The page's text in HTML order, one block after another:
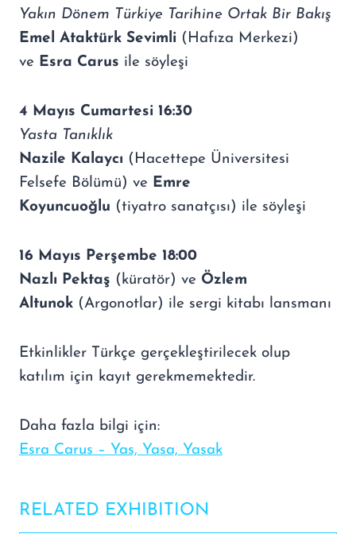
Yakın Dönem Türkiye Tarihine Ortak Bir Bakış
Emel Ataktürk Sevimli (Hafıza Merkezi)
ve Esra Carus ile söyleşi
4 Mayıs Cumartesi 16:30
Yasta Tanıklık
Nazile Kalaycı (Hacettepe Üniversitesi
Felsefe Bölümü) ve Emre
Koyuncuoğlu (tiyatro sanatçısı) ile söyleşi
16 Mayıs Perşembe 18:00
Nazlı Pektaş (küratör) ve Özlem
Altunok (Argonotlar) ile sergi kitabı lansmanı
Etkinlikler Türkçe gerçekleştirilecek olup
katılım için kayıt gerekmemektedir.
Daha fazla bilgi için:
Esra Carus – Yas, Yasa, Yasak
RELATED EXHIBITION